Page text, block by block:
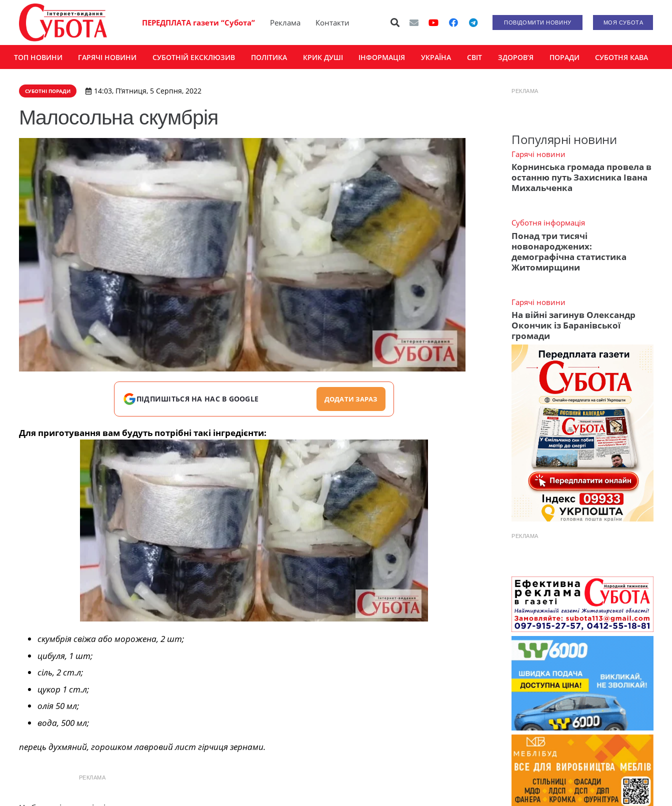
ПЕРЕДПЛАТА газети “Субота” Реклама Контакти ПОВІДОМИТИ НОВИНУ МОЯ СУБОТА
ТОП НОВИНИ ГАРЯЧІ НОВИНИ СУБОТНІЙ ЕКСКЛЮЗИВ ПОЛІТИКА КРИК ДУШІ ІНФОРМАЦІЯ УКРАЇНА СВІТ ЗДОРОВ’Я ПОРАДИ СУБОТНЯ КАВА
СУБОТНІ ПОРАДИ 14:03, П’ятниця, 5 Серпня, 2022
Малосольна скумбрія
ПІДПИШІТЬСЯ НА НАС В GOOGLE ДОДАТИ ЗАРАЗ
Для приготування вам будуть потрібні такі інгредієнти:
скумбрія свіжа або морожена, 2 шт;
цибуля, 1 шт;
сіль, 2 ст.л;
цукор 1 ст.л;
олія 50 мл;
вода, 500 мл;
перець духмяний, горошком лавровий лист гірчиця зернами.
РЕКЛАМА
РЕКЛАМА
Популярні новини
Гарячі новини
Корнинська громада провела в
останню путь Захисника Івана
Михальченка
Суботня інформація
Понад три тисячі
новонароджених:
демографічна статистика
Житомирщини
Гарячі новини
На війні загинув Олександр
Окончик із Баранівської
громади
РЕКЛАМА